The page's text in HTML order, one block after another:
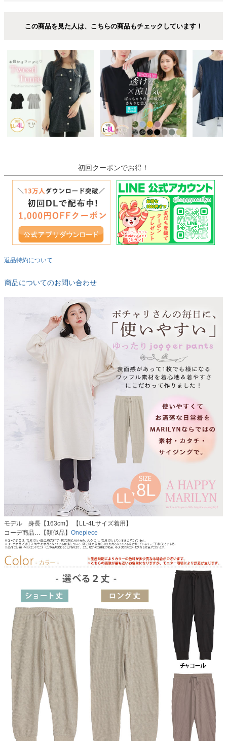
この商品を見た人は、こちらの商品もチェックしています！
初回クーポンでお得！
返品特約について
商品についてのお問い合わせ
モデル 身長【163cm】 【LL-4Lサイズ着用】
コーデ商品…【類似品】 Onepiece